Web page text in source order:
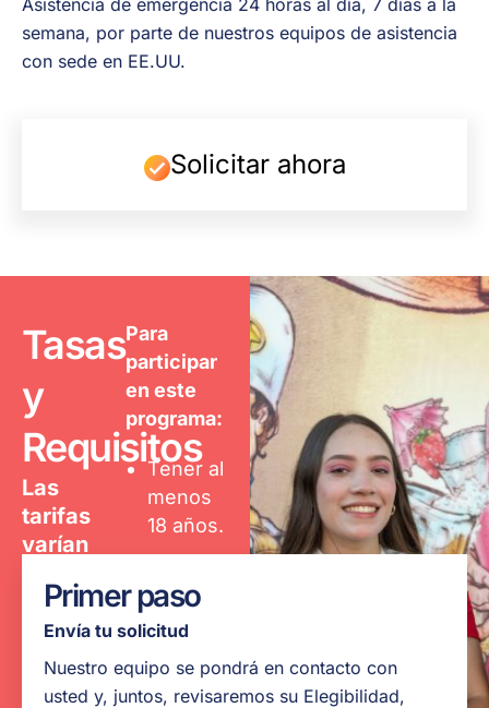
semana, por parte de nuestros equipos de asistencia
con sede en EE.UU.
Solicitar ahora
Tasas
y
Requisitos
Las
tarifas
varían
región.
Contacta
a nuestro
equipo
Para
participar
en este
programa:
Tener al
menos
18 años.
universitario
a tiempo
completo
Primer paso
Envía tu solicitud
Nuestro equipo se pondrá en contacto con
usted y, juntos, revisaremos su Elegibilidad,